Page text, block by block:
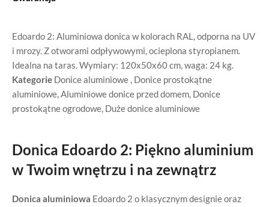
Edoardo 2: Aluminiowa donica w kolorach RAL, odporna na UV
i mrozy. Z otworami odpływowymi, ocieplona styropianem.
Idealna na taras. Wymiary: 120x50x60 cm, waga: 24 kg.
Kategorie Donice aluminiowe , Donice prostokątne
aluminiowe,Aluminiowe donice przed domem, Donice
prostokątne ogrodowe, Duże donice aluminiowe
Donica Edoardo 2: Piękno aluminium
w Twoim wnętrzu i na zewnątrz
Donica aluminiowa Edoardo 2 o klasycznym designie oraz